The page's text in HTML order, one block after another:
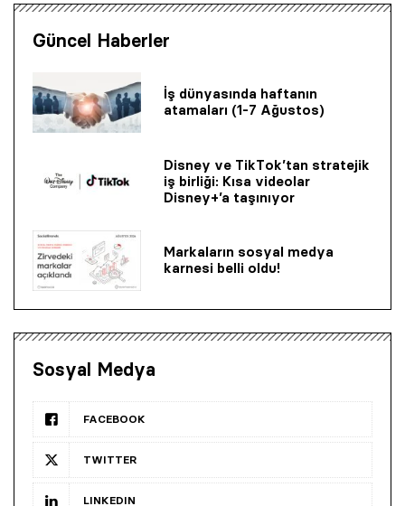
Güncel Haberler
İş dünyasında haftanın
atamaları (1-7 Ağustos)
Disney ve TikTok’tan stratejik
iş birliği: Kısa videolar
Disney+’a taşınıyor
Markaların sosyal medya
karnesi belli oldu!
Sosyal Medya
FACEBOOK
TWITTER
LINKEDIN